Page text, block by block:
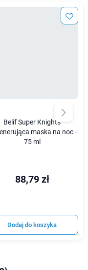
Belif Super Knights
maska na noc -
75 ml
88,79 zł
Dodaj do koszyka